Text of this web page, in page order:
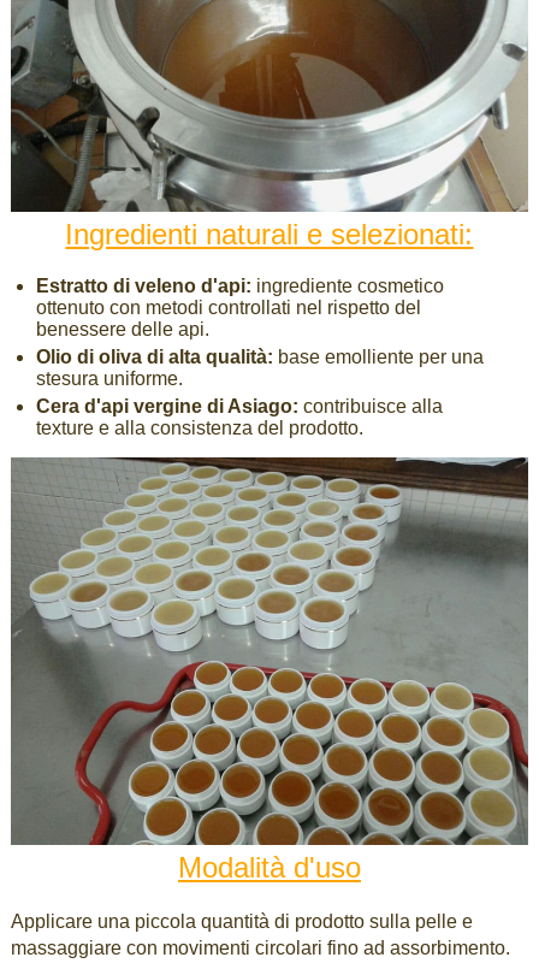
Ingredienti naturali e selezionati:
Estratto di veleno d'api: ingrediente cosmetico
ottenuto con metodi controllati nel rispetto del
benessere delle api.
Olio di oliva di alta qualità: base emolliente per una
stesura uniforme.
Cera d'api vergine di Asiago: contribuisce alla
texture e alla consistenza del prodotto.
Modalità d'uso
Applicare una piccola quantità di prodotto sulla pelle e
massaggiare con movimenti circolari fino ad assorbimento.